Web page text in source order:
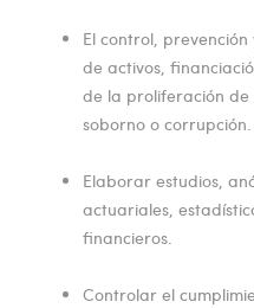
El control,
de activos,
de la proliferación de
soborno o corrupción.
Elaborar estudios,
actuariales,
financieros.
Controlar el